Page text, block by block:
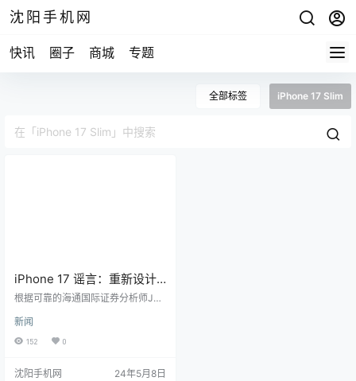
沈阳手机网
快讯 圈子 商城 专题
全部标签 iPhone 17 Slim
iPhone 17 谣言：重新设计
更小的 Dynamic Island、新
根据可靠的海通国际证券分析师Jeff
e 17系列将发生重大变化。在 9to5
Mac 看到的一份投资者说明中，Pu
灵动岛等。 Pu 还表示，苹果将推出
新闻
152 0
沈阳手机网 24年5月8日